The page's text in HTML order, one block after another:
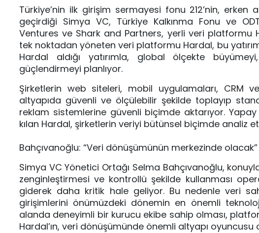
Türkiye’nin ilk girişim sermayesi fonu 212’nin,
geçirdiği Simya VC, Türkiye Kalkınma Fonu ve
Ventures ve Shark and Partners, yerli veri platformu
tek noktadan yöneten veri platformu Hardal, bu
Hardal aldığı yatırımla, global ölçekte
güçlendirmeyi planlıyor.
Şirketlerin web siteleri, mobil uygulamaları, CRM
altyapıda güvenli ve ölçülebilir şekilde toplayıp
reklam sistemlerine güvenli biçimde aktarıyor.
kılan Hardal, şirketlerin veriyi bütünsel biçimde analiz
Bahçıvanoğlu: “Veri dönüşümünün merkezinde olacak”
Simya VC Yönetici Ortağı Selma Bahçıvanoğlu,
zenginleştirmesi ve kontrollü şekilde kullanması
giderek daha kritik hale geliyor. Bu nedenle veri
girişimlerini önümüzdeki dönemin en önemli
alanda deneyimli bir kurucu ekibe sahip olması,
Hardal’ın, veri dönüşümünde önemli altyapı oyuncusu